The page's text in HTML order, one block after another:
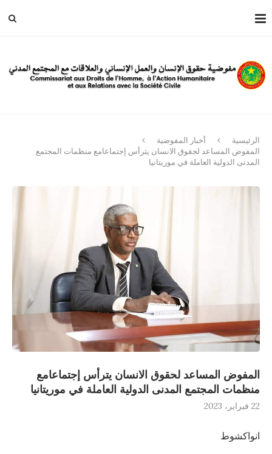
الرئيسية
أخبار المفوضية
المفوض المساعد لحقوق الانسان يترأس إجتماعامع منظمات المجتمع
المدنى الدولية العاملة في موريتانيا
المفوض المساعد لحقوق الانسان يترأس إجتماعامع
منظمات المجتمع المدنى الدولية العاملة في موريتانيا
22 فبراير، 2023
انواكشوط